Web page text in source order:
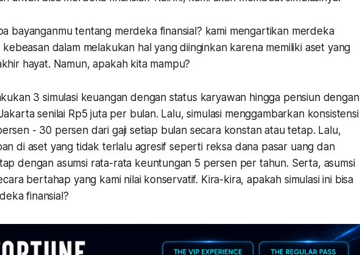
bayanganmu tentang merdeka finansial? kami mengartikan merdeka
kebeasan dalam melakukan hal yang diinginkan karena memiliki aset yang
hayat. Namun, apakah kita mampu?
3 simulasi keuangan dengan status karyawan hingga pensiun dengan
senilai Rp5 juta per bulan. Lalu, simulasi menggambarkan konsistensi
- 30 persen dari gaji setiap bulan secara konstan atau tetap. Lalu,
di aset yang tidak terlalu agresif seperti reksa dana pasar uang dan
dengan asumsi rata-rata keuntungan 5 persen per tahun. Serta, asumsi
bertahap yang kami nilai konservatif. Kira-kira, apakah simulasi ini bisa
finansial?